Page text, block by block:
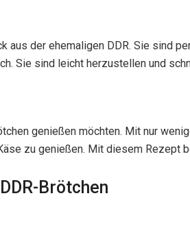
aus der ehemaligen DDR. Sie sind
Sie sind leicht herzustellen und
genießen möchten. Mit nur
zu genießen. Mit diesem Rezept
Brötchen